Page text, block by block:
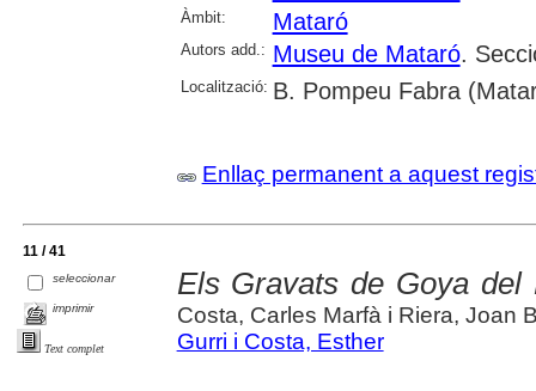
Àmbit: Mataró
Autors add.: Museu de Mataró.
Localització: B. Pompeu Fabra
Enllaç permanent a aquest
11 / 41
seleccionar
imprimir
Text complet
Els Gravats de Goya del
Costa, Carles Marfà i Riera, Joan
Gurri i Costa, Esther